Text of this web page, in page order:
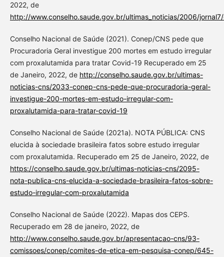
2022, de
http://www.conselho.saude.gov.br/ultimas_noticias/2006/
Conselho Nacional de Saúde (2021). Conep/CNS pede que
Procuradoria Geral investigue 200 mortes em estudo irregular
com proxalutamida para tratar Covid-19 Recuperado em 25
de Janeiro, 2022, de http://conselho.saude.gov.br/ultimas-
noticias-cns/2033-conep-cns-pede-que-procuradoria-geral-
investigue-200-mortes-em-estudo-irregular-com-
proxalutamida-para-tratar-covid-19
Conselho Nacional de Saúde (2021a). NOTA PÚBLICA: CNS
elucida à sociedade brasileira fatos sobre estudo irregular
com proxalutamida. Recuperado em 25 de Janeiro, 2022, de
https://conselho.saude.gov.br/ultimas-noticias-cns/2095-
nota-publica-cns-elucida-a-sociedade-brasileira-fatos-sobre-
estudo-irregular-com-proxalutamida
Conselho Nacional de Saúde (2022). Mapas dos CEPS.
Recuperado em 28 de janeiro, 2022, de
http://www.conselho.saude.gov.br/apresentacao-cns/93-
comissoes/conep/comites-de-etica-em-pesquisa-conep/645-